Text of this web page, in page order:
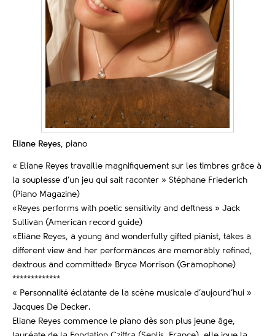
Eliane Reyes, piano
« Eliane Reyes travaille magnifiquement sur les timbres grâce à
la souplesse d’un jeu qui sait raconter » Stéphane Friederich
(Piano Magazine)
«Reyes performs with poetic sensitivity and deftness » Jack
Sullivan (American record guide)
«Eliane Reyes, a young and wonderfully gifted pianist, takes a
different view and her performances are memorably refined,
dextrous and committed» Bryce Morrison (Gramophone)
*************
« Personnalité éclatante de la scène musicale d’aujourd’hui »
Jacques De Decker.
Eliane Reyes commence le piano dès son plus jeune âge,